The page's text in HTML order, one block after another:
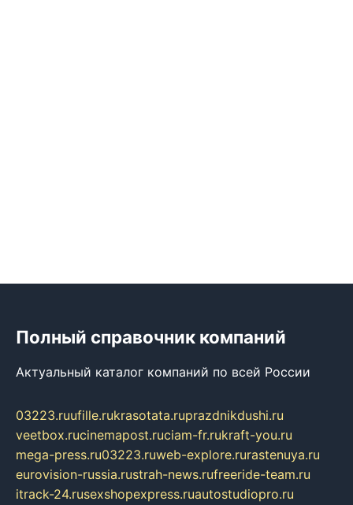
Полный справочник компаний
Актуальный каталог компаний по всей России
03223.ruufille.rukrasotata.ruprazdnikdushi.ru
veetbox.rucinemapost.ruciam-fr.rukraft-you.ru
mega-press.ru03223.ruweb-explore.rurastenuya.ru
eurovision-russia.rustrah-news.rufreeride-team.ru
itrack-24.rusexshopexpress.ruautostudiopro.ru